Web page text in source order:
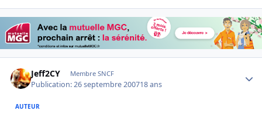
Jeff2CY Membre SNCF
Publication:26 septembre 200718 ans
AUTEUR